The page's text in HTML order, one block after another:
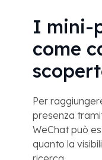
I mini-
come
Per
presenza
WeChat può
quanto la